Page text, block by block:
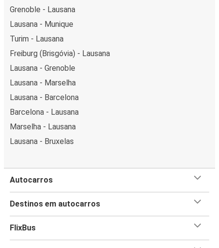
Grenoble - Lausana
Lausana - Munique
Turim - Lausana
Freiburg (Brisgóvia) - Lausana
Lausana - Grenoble
Lausana - Marselha
Lausana - Barcelona
Barcelona - Lausana
Marselha - Lausana
Lausana - Bruxelas
Autocarros
Destinos em autocarros
FlixBus